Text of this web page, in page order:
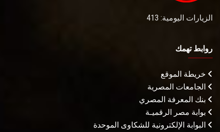
الزيارات اليومية: 413
روابط تهمك
خريطة الموقع
الجامعات المصرية
بنك المعرفة المصري
بوابة مصر الرقميـة
البوابة الإلكترونية للشكاوى الموحدة